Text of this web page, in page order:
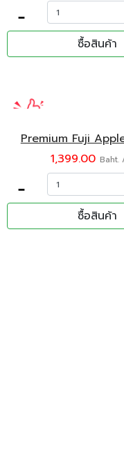
-
ซื้อสินค้า
Premium Fuji
1,399.00 Baht.
-
ซื้อสินค้า